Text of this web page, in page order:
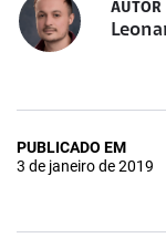
AUTOR
PUBLICADO EM
3 de janeiro de 2019